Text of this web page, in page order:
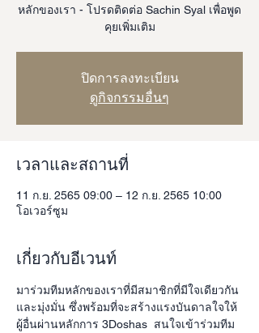
หลักของเรา - โปรดติดต่อ Sachin Syal เพื่อพูด
คุยเพิ่มเติม
ปิดการลงทะเบียน
ดูกิจกรรมอื่นๆ
เวลาและสถานที่
11 ก.ย. 2565 09:00 – 12 ก.ย. 2565 10:00
โอเวอร์ซูม
เกี่ยวกับอีเวนท์
มาร่วมทีมหลักของเราที่มีสมาชิกที่มีใจเดียวกัน
และมุ่งมั่น ซึ่งพร้อมที่จะสร้างแรงบันดาลใจให้
ผู้อื่นผ่านหลักการ 3Doshas  สนใจเข้าร่วมทีม